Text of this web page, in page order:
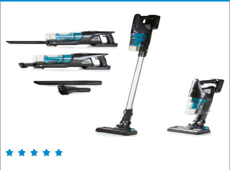
    